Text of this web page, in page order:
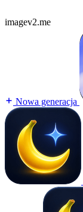
imagev2.me
Nowa generacja